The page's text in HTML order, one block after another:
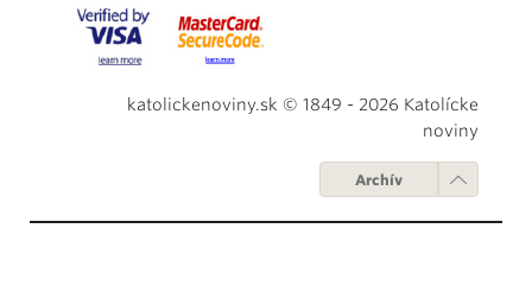
katolickenoviny.sk © 1849 - 2026 Katolícke
noviny
Archív